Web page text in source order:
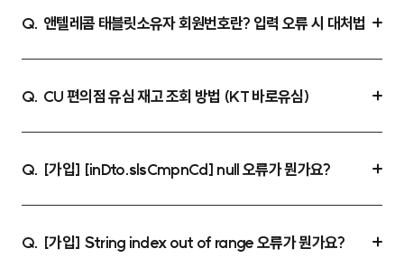
Q. 앤텔레콤 태블릿소유자 회원번호란? 입력 오류 시 대처법
Q. CU 편의점 유심 재고 조회 방법 (KT 바로유심)
Q. [가입] [inDto.slsCmpnCd] null 오류가 뭔가요?
Q. [가입] String index out of range 오류가 뭔가요?